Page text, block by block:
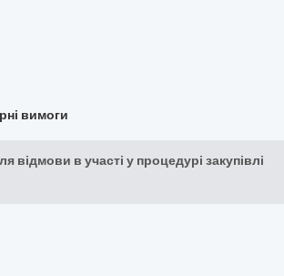
вимоги
відмови в участі у процедурі закупівлі